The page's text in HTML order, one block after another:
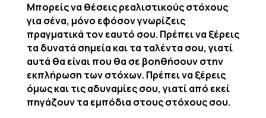
Μπορείς να θέσεις ρεαλιστικούς στόχους
για σένα, μόνο εφόσον γνωρίζεις
πραγματικά τον εαυτό σου. Πρέπει να ξέρεις
τα δυνατά σημεία και τα ταλέντα σου, γιατί
αυτά θα είναι που θα σε βοηθήσουν στην
εκπλήρωση των στόχων. Πρέπει να ξέρεις
όμως και τις αδυναμίες σου, γιατί από εκεί
πηγάζουν τα εμπόδια στους στόχους σου.